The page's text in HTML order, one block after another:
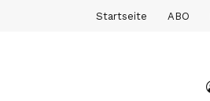
Startseite ABO